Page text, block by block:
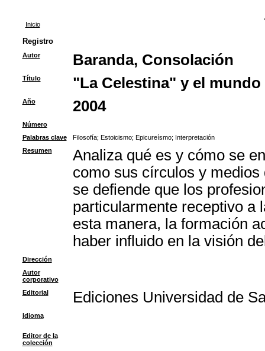
Inicio
Registro
Autor Baranda, Consolación
Título "La Celestina" y el
Año 2004
Número
Palabras clave
Filosofía; Estoicismo; Epicureísmo; Interpretación
Resumen
Analiza qué es y cómo se
como sus círculos y
se defiende que los
particularmente receptivo a
esta manera, la formación
haber influido en la visión
Dirección
Autor
corporativo
Editorial
Ediciones Universidad de
Idioma
Editor de la
colección